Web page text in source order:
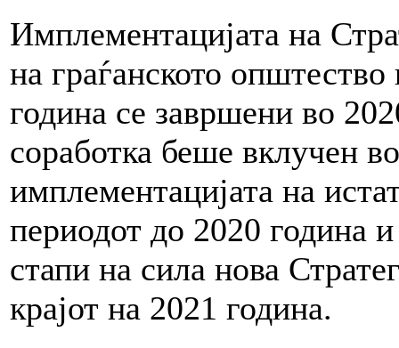
Имплементацијата на
на граѓанското
година се завршени во
соработка беше вклучен
имплементацијата на
периодот до 2020 година
стапи на сила нова
крајот на 2021 година.